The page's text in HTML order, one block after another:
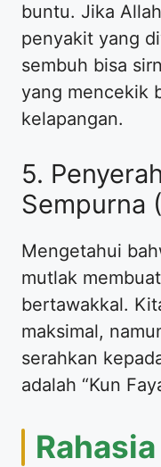
buntu. Jika
penyakit yang
sembuh bisa
yang mencekik
kelapangan.
5.
Sempurna
Mengetahui
mutlak
bertawakkal.
maksimal,
serahkan
adalah “Kun